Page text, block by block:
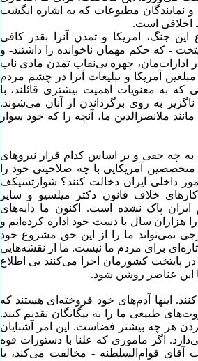
نمایندگان مطبوعات که به اشاره انگشت
است.
جنگ، امریکا و تمدن آنرا بقدر کافی
- که حکم مهمان ناخوانده را داشتند- و
چهره بی‌نقاب تمدن مادی ناب
آمریکا و تبلیغات آنرا در چشم مردم
که به معنویات اهمیت بیشتری قائلند، با
به روی برگرداندن از آنان می‌شوند.
ملانصرالدین ما، آنچه را که خود سوار
به چه حقی و بر اساس کدام قرار نیروهای
آمریکایی با چه صلاحیتی خود را
داخلی ایران دخالت کنند؟ شوارتسیکف
خلاف قانون دکتر میلسیو و سایر
پاک نشده است. اکنون ما دایه‌های
را هزاران سال با دست خود اداره کرده‌ایم و
نمی‌تواند ما را از این حق مشروع خود
برای مردم ما نیست. ما از نقشه‌هایی
پایتخت کشورمان اجرا می‌کنند بی اطلاع
با این عناصر روشن شود.
اینها آدم‌های خود فروخته‌ای هستند که
طبیعی ما را به بیگانگان تقدیم کنند.
هر چه بیشتر فضاست. این امر آشنایان
اگر ماموری که علنا با دستورات قوه
قوام‌السلطنه - مخالفت می‌کند، با